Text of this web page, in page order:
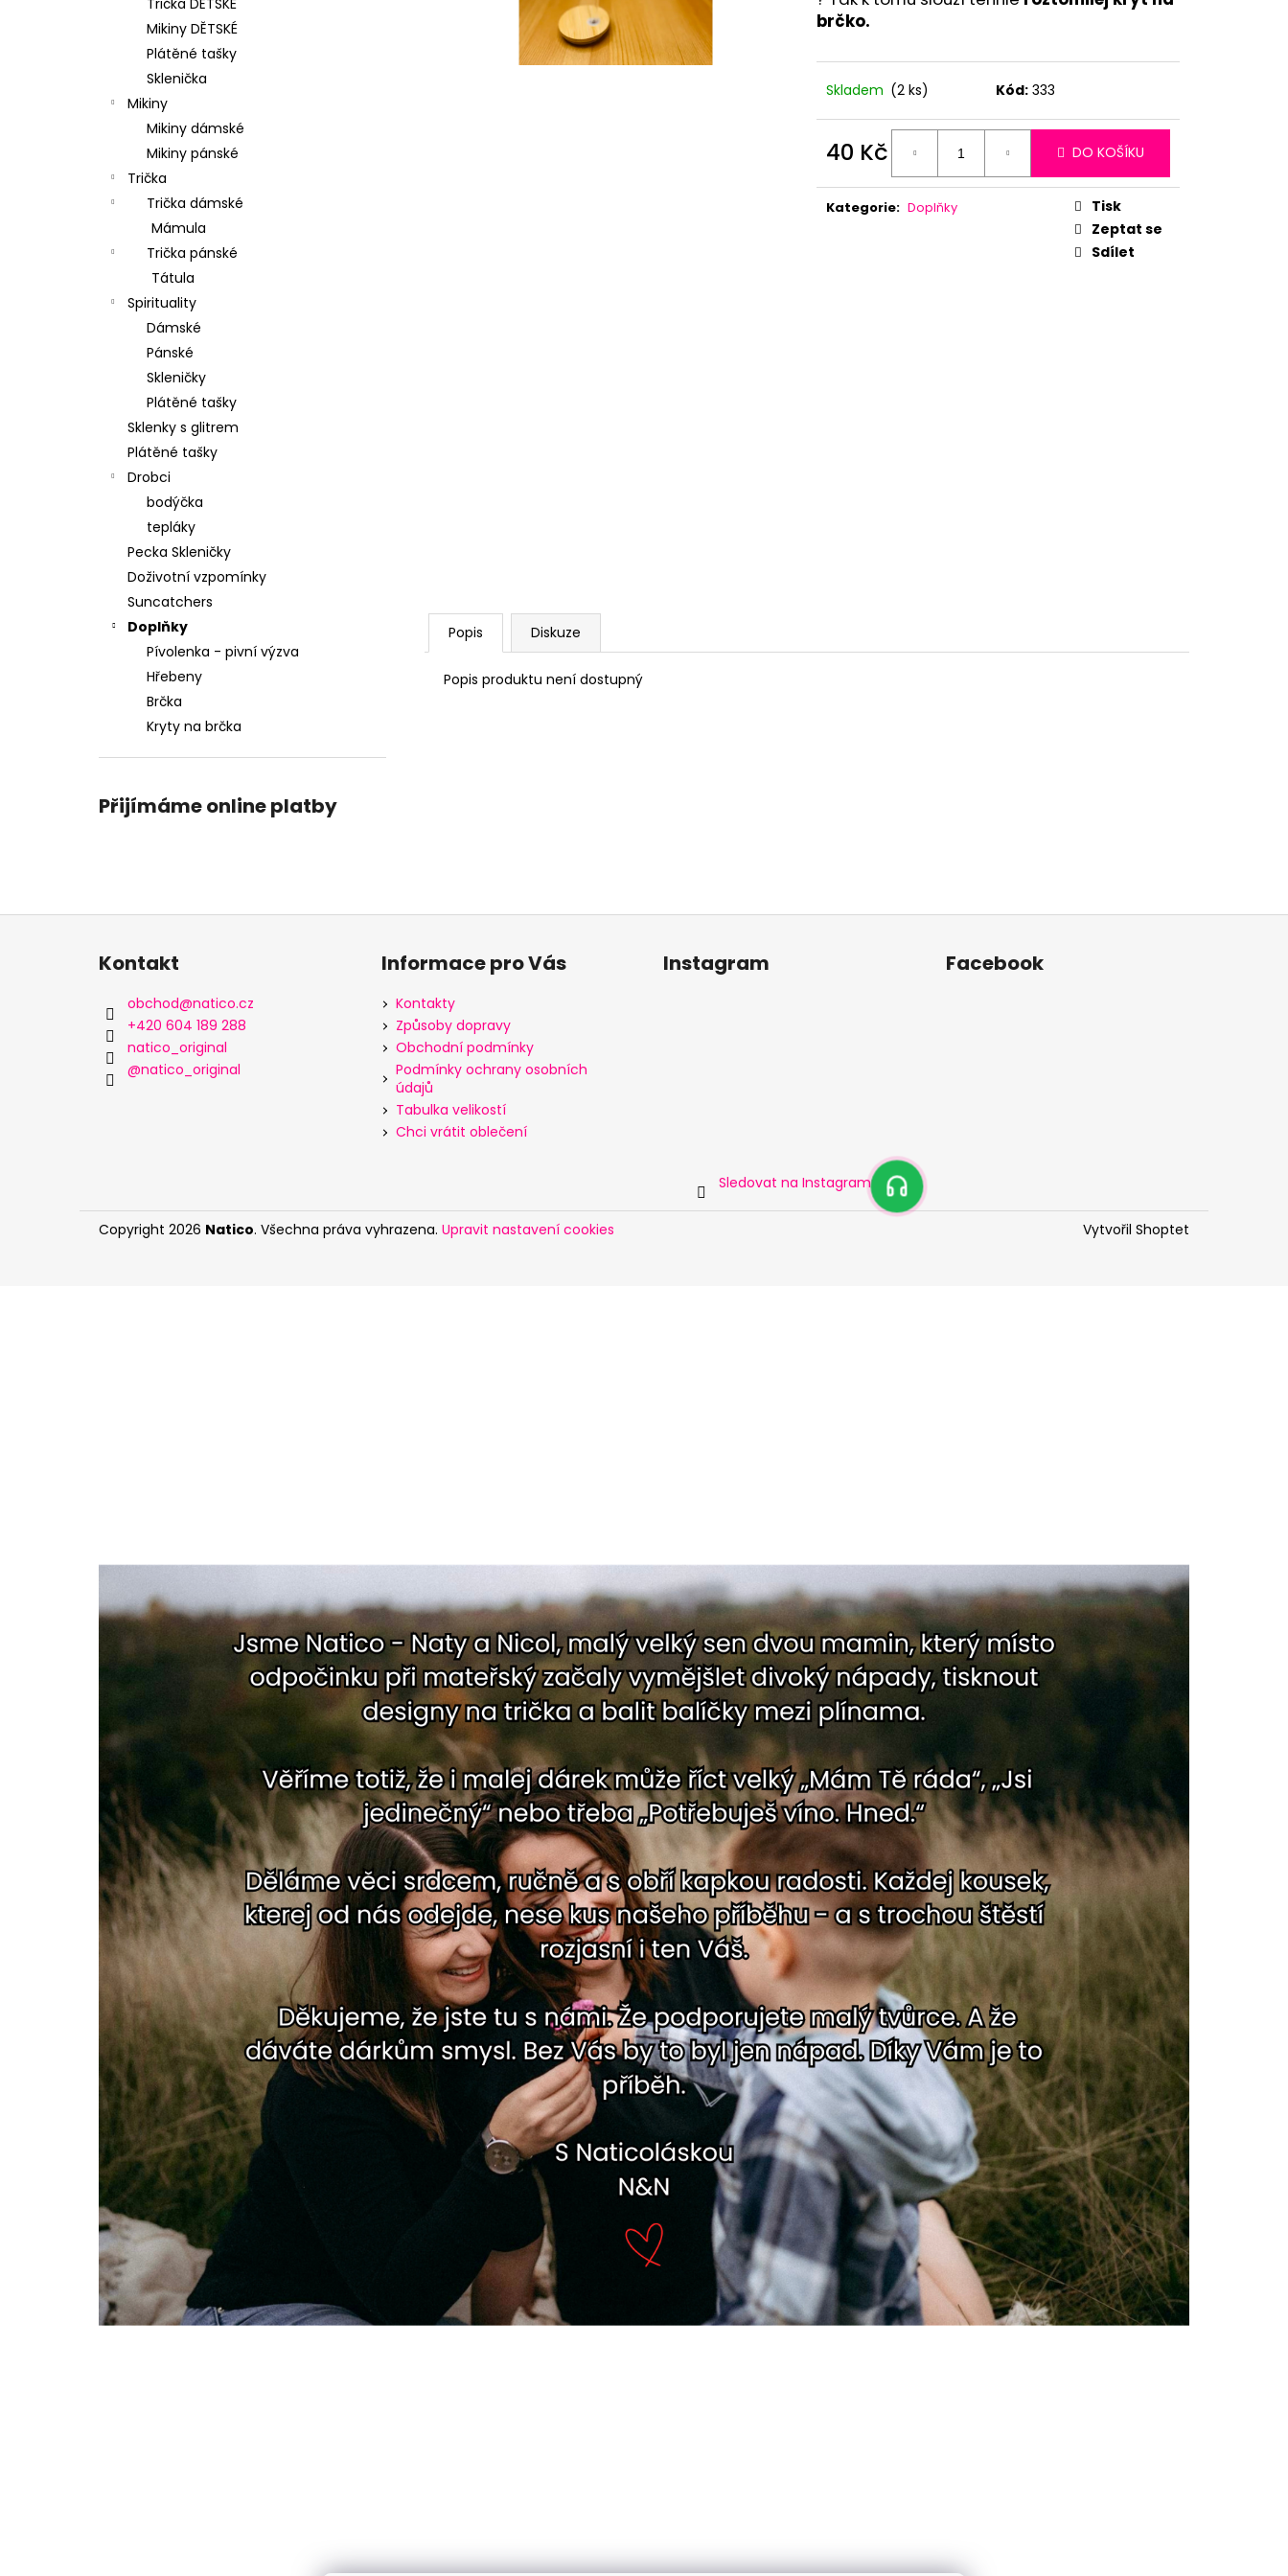
Trička DĚTSKÉ
Mikiny DĚTSKÉ
Plátěné tašky
Sklenička
Mikiny
Mikiny dámské
Mikiny pánské
Trička
Trička dámské
Mámula
Trička pánské
Tátula
Spirituality
Dámské
Pánské
Skleničky
Plátěné tašky
Sklenky s glitrem
Plátěné tašky
Drobci
bodýčka
tepláky
Pecka Skleničky
Doživotní vzpomínky
Suncatchers
Doplňky
Pívolenka - pivní výzva
Hřebeny
Brčka
Kryty na brčka
Přijímáme online platby
brčko.
Skladem (2 ks) Kód: 333
40 Kč
cena:
DO KOŠÍKU
Kategorie: Doplňky
Tisk
Zeptat se
Sdílet
Popis Diskuze
Popis produktu není dostupný
Z
Kontakt
obchod@natico.cz
+420 604 189 288
natico_original
@natico_original
Informace pro Vás
Kontakty
Způsoby dopravy
Obchodní podmínky
Podmínky ochrany osobních
údajů
Tabulka velikostí
Chci vrátit oblečení
Instagram
Sledovat na Instagramu
Facebook
Vytvořil Shoptet
Copyright 2026 Natico. Všechna práva vyhrazena. Upravit nastavení cookies